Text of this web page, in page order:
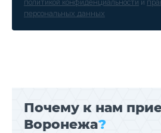
политикой конфиденциальности и
персональных данных
Почему к нам
Воронежа?